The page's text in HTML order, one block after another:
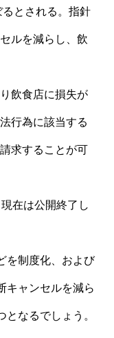
るとされる。指針
ルを減らし、飲
飲食店に損失が
行為に該当する
求することが可
在は公開終了し
を制度化、および
キャンセルを減ら
なるでしょう。